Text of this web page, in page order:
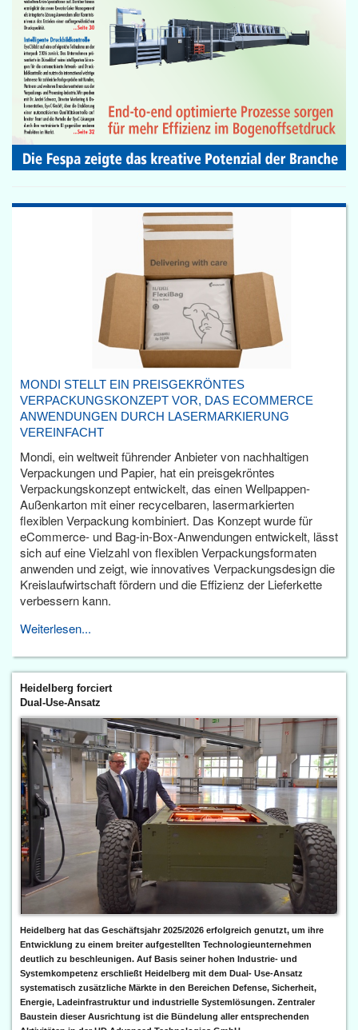
MONDI STELLT EIN PREISGEKRÖNTES
VERPACKUNGSKONZEPT VOR, DAS ECOMMERCE
ANWENDUNGEN DURCH LASERMARKIERUNG
VEREINFACHT
Mondi, ein weltweit führender Anbieter von nachhaltigen
Verpackungen und Papier, hat ein preisgekröntes
Verpackungskonzept entwickelt, das einen Wellpappen-
Außenkarton mit einer recycelbaren, lasermarkierten
flexiblen Verpackung kombiniert. Das Konzept wurde für
eCommerce- und Bag-in-Box-Anwendungen entwickelt, lässt
sich auf eine Vielzahl von flexiblen Verpackungsformaten
anwenden und zeigt, wie innovatives Verpackungsdesign die
Kreislaufwirtschaft fördern und die Effizienz der Lieferkette
verbessern kann.
Weiterlesen...
Heidelberg forciert
Dual-Use-Ansatz
Heidelberg hat das Geschäftsjahr 2025/2026 erfolgreich genutzt, um ihre
Entwicklung zu einem breiter aufgestellten Technologieunternehmen
deutlich zu beschleunigen. Auf Basis seiner hohen Industrie- und
Systemkompetenz erschließt Heidelberg mit dem Dual- Use-Ansatz
systematisch zusätzliche Märkte in den Bereichen Defense, Sicherheit,
Energie, Ladeinfrastruktur und industrielle Systemlösungen. Zentraler
Baustein dieser Ausrichtung ist die Bündelung aller entsprechenden